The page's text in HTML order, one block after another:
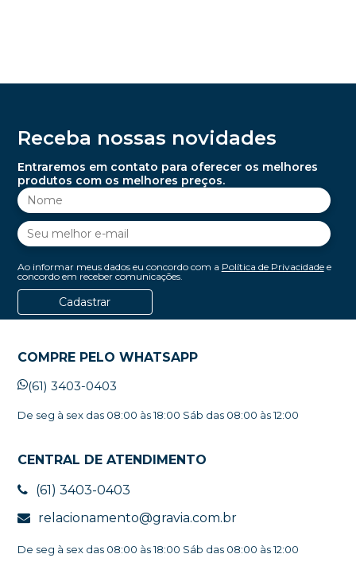
Receba nossas novidades
Entraremos em contato para oferecer os melhores
produtos com os melhores preços.
Ao informar meus dados eu concordo com a Política de Privacidadee
concordo em receber comunicações.
Cadastrar
COMPRE PELO WHATSAPP
(61) 3403-0403
De seg à sex das 08:00 às 18:00 Sáb das 08:00 às 12:00
CENTRAL DE ATENDIMENTO
(61) 3403-0403
relacionamento@gravia.com.br
De seg à sex das 08:00 às 18:00 Sáb das 08:00 às 12:00